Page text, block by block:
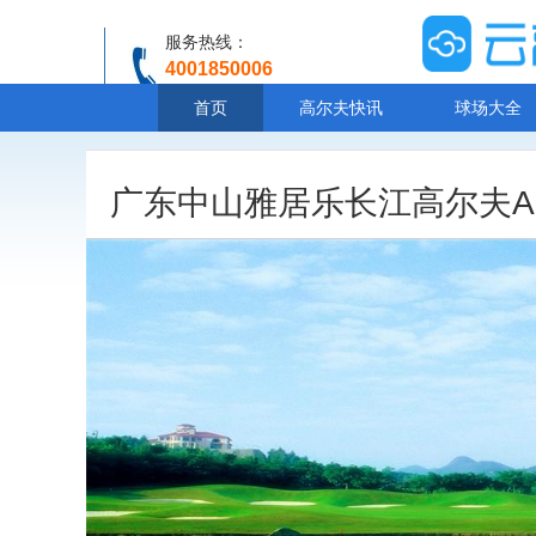
服务热线：
4001850006
首页 高尔夫快讯 球场大全
广东中山雅居乐长江高尔夫